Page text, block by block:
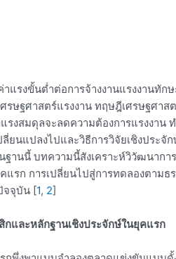
แรงขั้นต่ำต่อการจ้างงานแรงงานทัก
ศรษฐศาสตร์แรงงาน ทฤษฎีเศรษฐศา
รงสมดุลจะลดความต้องการแรงงาน
ลี่ยนแปลงไปและวิธีการวิจัยเชิงประ
านนี้ บทความนี้สังเคราะห์วิวัฒนากา
แรก การเปลี่ยนไปสู่การทดลองตาม
จจุบัน [1, 2]
และหลักฐานเชิงประจักษ์ในยุคแรก